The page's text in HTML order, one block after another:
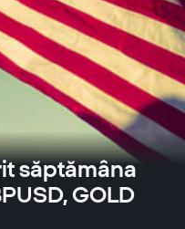
săptămâna
GOLD